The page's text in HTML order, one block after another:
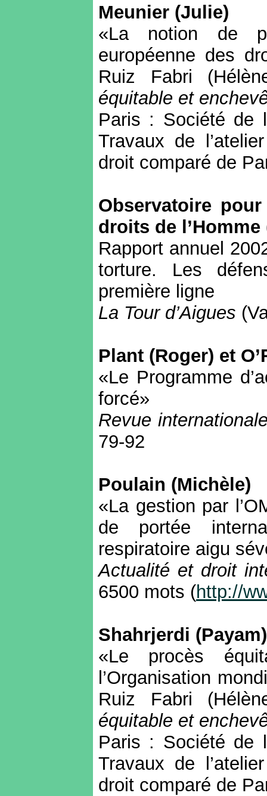
Meunier (Julie)
«La notion de
européenne des
Ruiz Fabri
équitable et
Paris : Société de
Travaux de
droit comparé de
Observatoire
droits de l’Homme
Rapport annuel
torture. Les
première ligne
La Tour d’Aigues
Plant (Roger) et O’
«Le Programme
forcé»
Revue
79-92
Poulain (Michèle)
«La gestion par
de portée
respiratoire aigu
Actualité et droit
6500 mots (http://
Shahrjerdi (Payam
«Le procès
l’Organisation
Ruiz Fabri
équitable et
Paris : Société de
Travaux de
droit comparé de